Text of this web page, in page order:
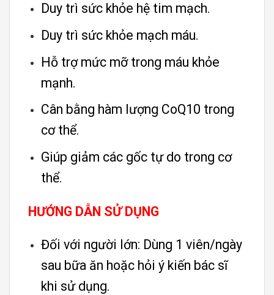
Duy trì sức khỏe hệ tim mạch.
Duy trì sức khỏe mạch máu.
Hỗ trợ mức mỡ trong máu khỏe
mạnh.
Cân bằng hàm lượng CoQ10 trong
cơ thể.
Giúp giảm các gốc tự do trong cơ
thể.
HƯỚNG DẪN SỬ DỤNG
Đối với người lớn: Dùng 1 viên/ngày
sau bữa ăn hoặc hỏi ý kiến bác sĩ
khi sử dụng.